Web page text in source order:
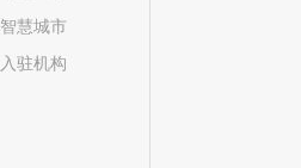
智慧城市
入驻机构